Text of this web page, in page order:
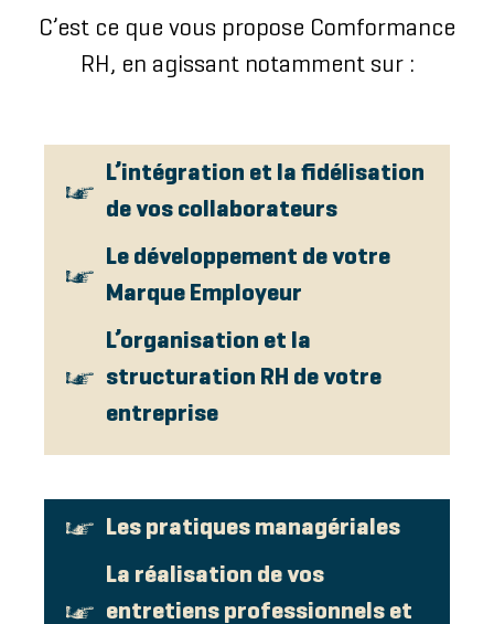
C’est ce que vous propose Comformance
RH, en agissant notamment sur :
L’intégration et la fidélisation
de vos collaborateurs
Le développement de votre
Marque Employeur
L’organisation et la
structuration RH de votre
entreprise
Les pratiques managériales
La réalisation de vos
entretiens professionnels et